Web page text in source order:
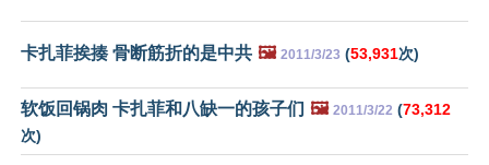
卡扎菲挨揍 骨断筋折的是中共 🖼️ 2011/3/23 (53,931次)
软饭回锅肉 卡扎菲和八缺一的孩子们 🖼️ 2011/3/22 (73,312
次)